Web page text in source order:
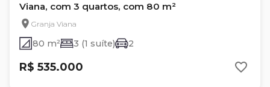
Viana, com 3 quartos, com 80 m²
Granja Viana
80 m² 3 (1 suíte) 2
R$ 535.000